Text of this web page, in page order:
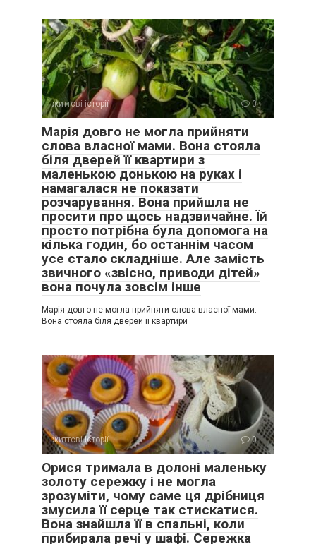
життєві історії 0
Марія довго не могла прийняти
слова власної мами. Вона стояла
біля дверей її квартири з
маленькою донькою на руках і
намагалася не показати
розчарування. Вона прийшла не
просити про щось надзвичайне. Їй
просто потрібна була допомога на
кілька годин, бо останнім часом
усе стало складніше. Але замість
звичного «звісно, приводи дітей»
вона почула зовсім інше
Марія довго не могла прийняти слова власної мами.
Вона стояла біля дверей її квартири
життєві історії 0
Орися тримала в долоні маленьку
золоту сережку і не могла
зрозуміти, чому саме ця дрібниця
змусила її серце так стискатися.
Вона знайшла її в спальні, коли
прибирала речі у шафі. Сережка